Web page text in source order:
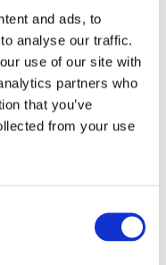
and ads, to
analyse our traffic.
use of our site with
partners who
that you’ve
from your use